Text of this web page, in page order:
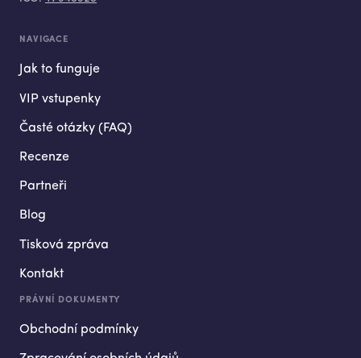
NAVIGACE
Jak to funguje
VIP vstupenky
Časté otázky (FAQ)
Recenze
Partneři
Blog
Tisková zpráva
Kontakt
PRÁVNÍ DOKUMENTY
Obchodní podmínky